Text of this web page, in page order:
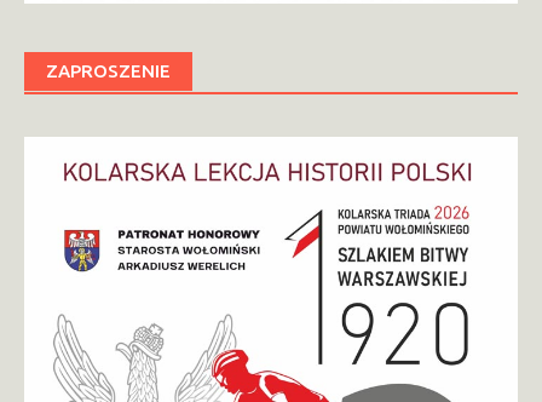
ZAPROSZENIE